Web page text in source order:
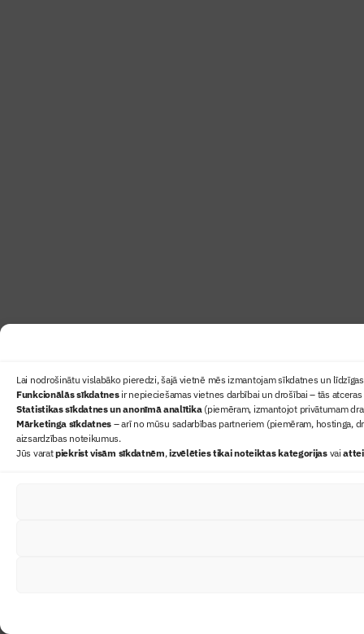
Lai nodrošinātu vislabāko pieredzi, šajā vietnē mēs izmantojam sīkdatnes un
Funkcionālās sīkdatnesir nepieciešamas vietnes darbībai un drošībai – tās
Statistikas sīkdatnes un anonīmā analītika(piemēram, izmantojot privātumam
Mārketinga sīkdatnes – arī no mūsu sadarbības partneriem (piemēram, hostinga,
aizsardzības noteikumus.
Jūs varatpiekrist visām sīkdatnēm,izvēlēties tikai noteiktas kategorijasvai